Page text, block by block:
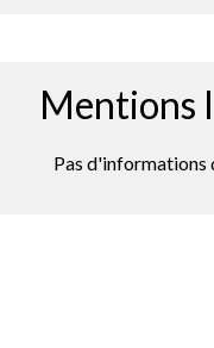
Mentions
Pas d'informations